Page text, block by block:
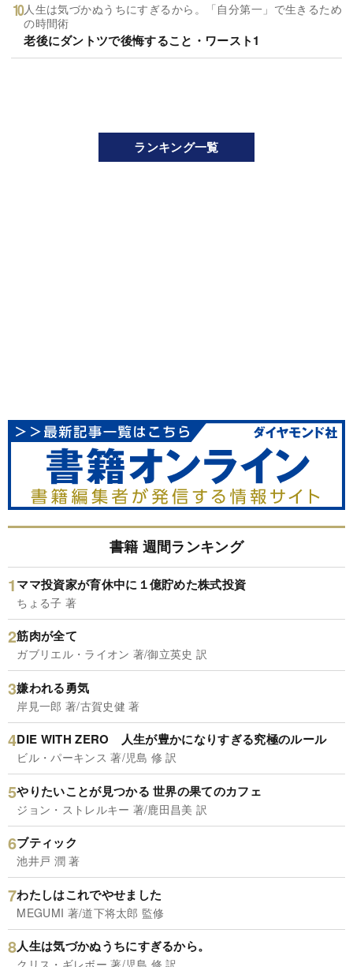
人生は気づかぬうちにすぎるから。「自分第一」で生きるため
の時間術
老後にダントツで後悔すること・ワースト1
ランキング一覧
書籍 週間ランキング
ママ投資家が育休中に１億貯めた株式投資
ちょる子 著
筋肉が全て
ガブリエル・ライオン 著/御立英史 訳
嫌われる勇気
岸見一郎 著/古賀史健 著
DIE WITH ZERO 人生が豊かになりすぎる究極のルール
ビル・パーキンス 著/児島 修 訳
やりたいことが見つかる 世界の果てのカフェ
ジョン・ストレルキー 著/鹿田昌美 訳
ブティック
池井戸 潤 著
わたしはこれでやせました
MEGUMI 著/道下将太郎 監修
人生は気づかぬうちにすぎるから。